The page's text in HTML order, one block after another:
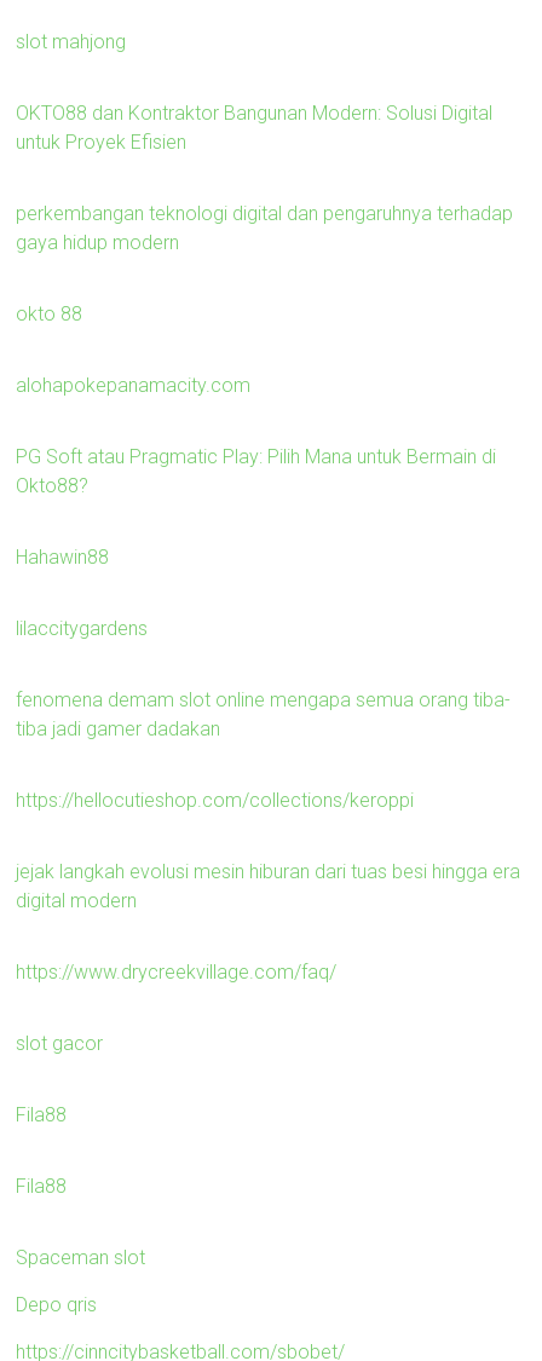
slot mahjong
OKTO88 dan Kontraktor Bangunan Modern: Solusi Digital
untuk Proyek Efisien
perkembangan teknologi digital dan pengaruhnya terhadap
gaya hidup modern
okto 88
alohapokepanamacity.com
PG Soft atau Pragmatic Play: Pilih Mana untuk Bermain di
Okto88?
Hahawin88
lilaccitygardens
fenomena demam slot online mengapa semua orang tiba-
tiba jadi gamer dadakan
https://hellocutieshop.com/collections/keroppi
jejak langkah evolusi mesin hiburan dari tuas besi hingga era
digital modern
https://www.drycreekvillage.com/faq/
slot gacor
Fila88
Fila88
Spaceman slot
Depo qris
https://cinncitybasketball.com/sbobet/